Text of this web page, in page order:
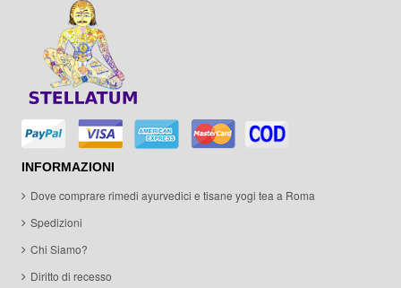
INFORMAZIONI
Dove comprare rimedi ayurvedici e tisane yogi tea a Roma
Spedizioni
Chi Siamo?
Diritto di recesso